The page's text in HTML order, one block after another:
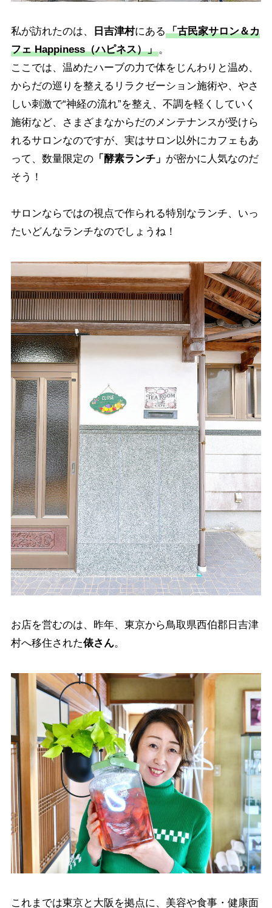
私が訪れたのは、 日吉津村にある 「古民家サロン＆カ
フェ Happiness（ハピネス）」。
ここでは、温めたハーブの力で体をじんわりと温め、
からだの巡りを整えるリラクゼーション施術や、やさ
しい刺激で“神経の流れ”を整え、不調を軽くしていく
施術など、さまざまなからだのメンテナンスが受けら
れるサロンなのですが、実はサロン以外にカフェもあ
って、数量限定の「酵素ランチ」 が密かに人気なのだ
そう！
サロンならではの視点で作られる特別なランチ、いっ
たいどんなランチなのでしょうね！
お店を営むのは、昨年、東京から鳥取県西伯郡日吉津
村へ移住された俵さん。
これまでは東京と大阪を拠点に、美容や食事・健康面